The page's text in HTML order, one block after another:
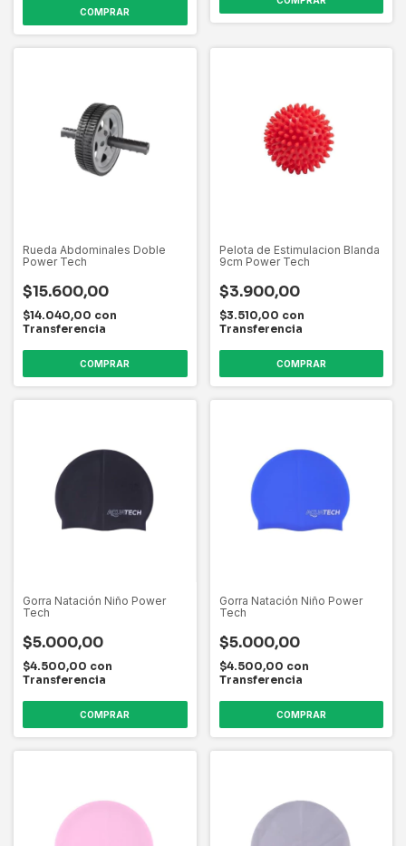
Rueda Abdominales Doble
Power Tech
$15.600,00
$14.040,00 con
Transferencia
Pelota de Estimulacion Blanda
9cm Power Tech
$3.900,00
$3.510,00 con
Transferencia
Gorra Natación Niño Power
Tech
$5.000,00
$4.500,00 con
Transferencia
Gorra Natación Niño Power
Tech
$5.000,00
$4.500,00 con
Transferencia